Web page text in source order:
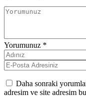
Yorumunuz *
Daha sonraki
adresim ve site adresim